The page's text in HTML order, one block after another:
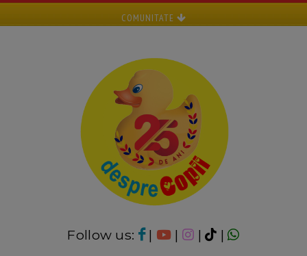
COMUNITATE
Follow us: | | |
|